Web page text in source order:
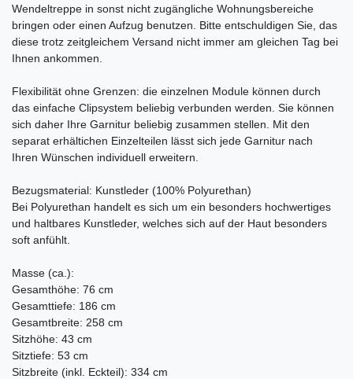
Wendeltreppe in sonst nicht zugängliche Wohnungsbereiche
bringen oder einen Aufzug benutzen. Bitte entschuldigen Sie, das
diese trotz zeitgleichem Versand nicht immer am gleichen Tag bei
Ihnen ankommen.
Flexibilität ohne Grenzen: die einzelnen Module können durch
das einfache Clipsystem beliebig verbunden werden. Sie können
sich daher Ihre Garnitur beliebig zusammen stellen. Mit den
separat erhältichen Einzelteilen lässt sich jede Garnitur nach
Ihren Wünschen individuell erweitern.
Bezugsmaterial: Kunstleder (100% Polyurethan)
Bei Polyurethan handelt es sich um ein besonders hochwertiges
und haltbares Kunstleder, welches sich auf der Haut besonders
soft anfühlt.
Masse (ca.):
Gesamthöhe: 76 cm
Gesamttiefe: 186 cm
Gesamtbreite: 258 cm
Sitzhöhe: 43 cm
Sitztiefe: 53 cm
Sitzbreite (inkl. Eckteil): 334 cm